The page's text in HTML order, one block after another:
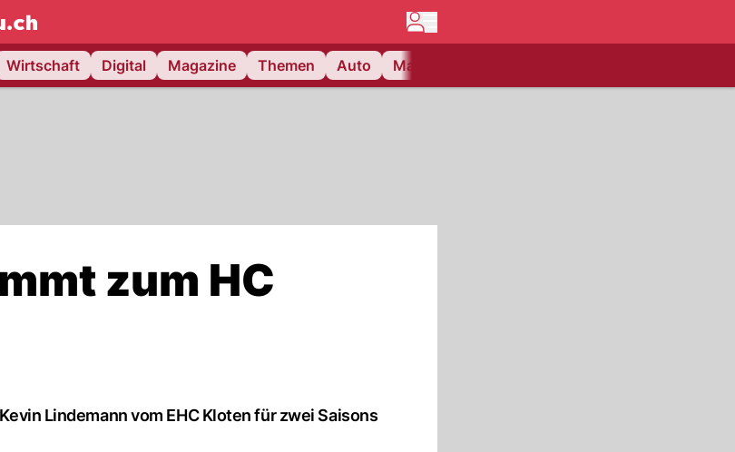
NAU.ch
Wirtschaft Digital Magazine Themen Auto Matchcenter
zum HC
Lindemann vom EHC Kloten für zwei Saisons